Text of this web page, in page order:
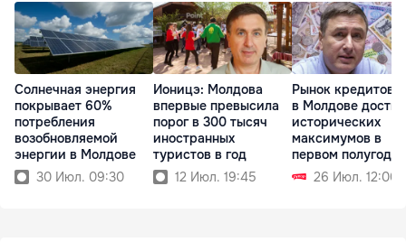
Солнечная энергия
покрывает 60%
потребления
возобновляемой
энергии в Молдове
30 Июл. 09:30
Ионицэ: Молдова
впервые превысила
порог в 300 тысяч
иностранных
туристов в год
12 Июл. 19:45
Рынок
в Молдове достиг
исторических
максимумов в
первом
26 Июл. 12:00